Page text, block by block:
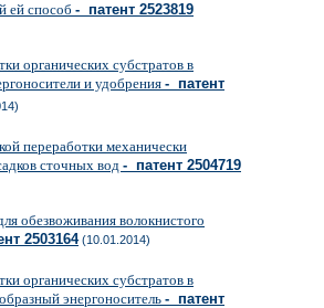
ей способ - патент 2523819
органических субстратов в
и удобрения- патент
переработки механически
сточных вод - патент 2504719
обезвоживания волокнистого
2503164(10.01.2014)
органических субстратов в
энергоноситель - патент